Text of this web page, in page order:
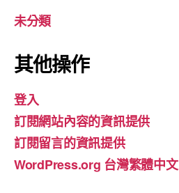
未分類
其他操作
登入
訂閱網站內容的資訊提供
訂閱留言的資訊提供
WordPress.org 台灣繁體中文